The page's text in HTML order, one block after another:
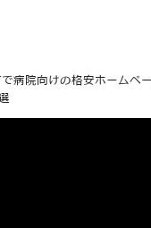
病院向けの格安ホームペ